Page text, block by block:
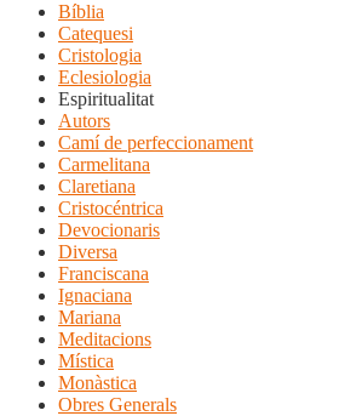
Bíblia
Catequesi
Cristologia
Eclesiologia
Espiritualitat
Autors
Camí de perfeccionament
Carmelitana
Claretiana
Cristocéntrica
Devocionaris
Diversa
Franciscana
Ignaciana
Mariana
Meditacions
Mística
Monàstica
Obres Generals